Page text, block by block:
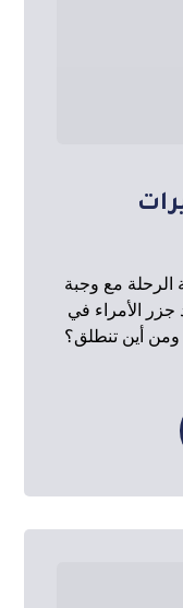
الرحلة مع وجبة
جزر الأمراء في
ومن أين تنطلق؟